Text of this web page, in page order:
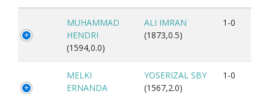
MUHAMMAD
HENDRI
(1594,0.0)
ALI IMRAN
(1873,0.5)
1-0
MELKI
ERNANDA
YOSERIZAL SBY
(1567,2.0)
1-0